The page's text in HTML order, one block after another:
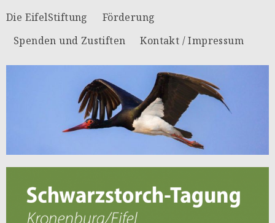
Die EifelStiftung
Förderung
Spenden und Zustiften
Kontakt / Impressum